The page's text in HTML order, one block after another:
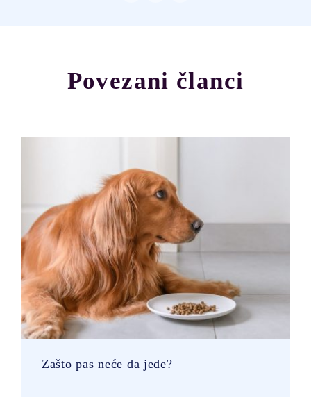
Povezani članci
Zašto pas neće da jede?